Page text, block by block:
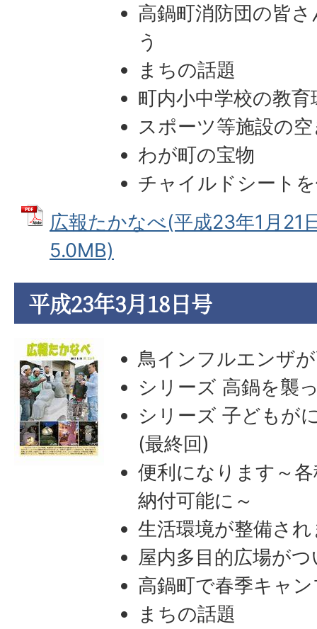
高鍋町消防団の皆
う
まちの話題
町内小中学校の教
スポーツ等施設の
わが町の宝物
チャイルドシート
広報たかなべ(平成23年1月21
5.0MB)
平成23年3月18日号
鳥インフルエンザ
シリーズ 高鍋を襲
シリーズ 子どもが
(最終回)
便利になります～
納付可能に～
生活環境が整備さ
屋内多目的広場が
高鍋町で春季キャ
まちの話題